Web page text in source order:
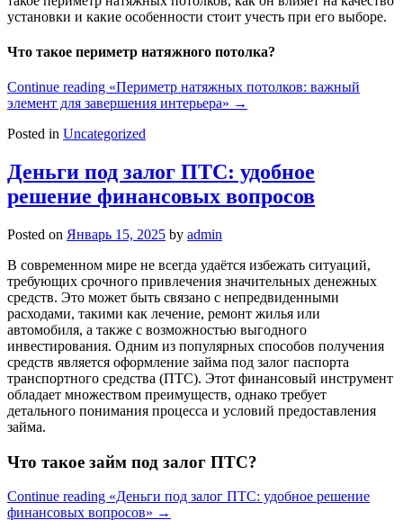
установки и какие особенности стоит учесть при его выборе.
Что такое периметр натяжного потолка?
Continue reading «Периметр натяжных потолков: важный
элемент для завершения интерьера» →
Posted in Uncategorized
Деньги под залог ПТС: удобное
решение финансовых вопросов
Posted on Январь 15, 2025 by admin
В современном мире не всегда удаётся избежать ситуаций,
требующих срочного привлечения значительных денежных
средств. Это может быть связано с непредвиденными
расходами, такими как лечение, ремонт жилья или
автомобиля, а также с возможностью выгодного
инвестирования. Одним из популярных способов получения
средств является оформление займа под залог паспорта
транспортного средства (ПТС). Этот финансовый инструмент
обладает множеством преимуществ, однако требует
детального понимания процесса и условий предоставления
займа.
Что такое займ под залог ПТС?
Continue reading «Деньги под залог ПТС: удобное решение
финансовых вопросов» →